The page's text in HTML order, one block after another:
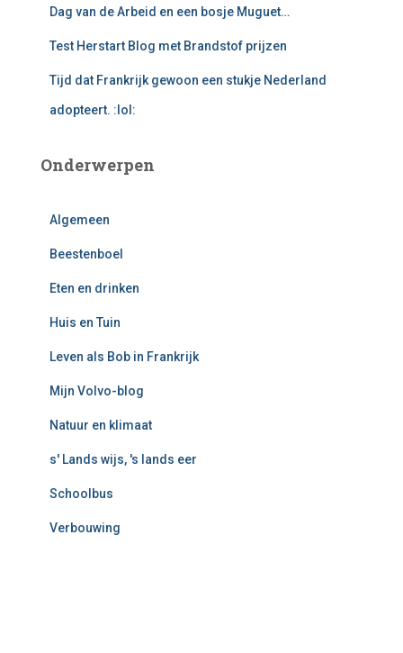
Dag van de Arbeid en een bosje Muguet…
Test Herstart Blog met Brandstof prijzen
Tijd dat Frankrijk gewoon een stukje Nederland
adopteert. :lol:
Onderwerpen
Algemeen
Beestenboel
Eten en drinken
Huis en Tuin
Leven als Bob in Frankrijk
Mijn Volvo-blog
Natuur en klimaat
s' Lands wijs, 's lands eer
Schoolbus
Verbouwing